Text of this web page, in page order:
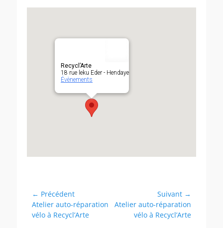
Recycl’Arte
18 rue leku Eder - Hendaye
Évènements
Navigation
de
l’article
← Précédent
Article
précédent :
Atelier auto-réparation
vélo à Recycl’Arte
Suivant →
Article
suivant :
Atelier auto-réparation
vélo à Recycl’Arte